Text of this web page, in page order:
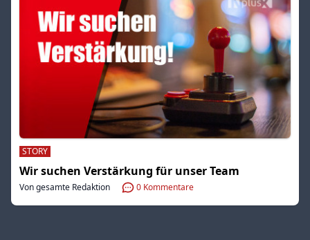
STORY
Wir suchen Verstärkung für unser Team
Von gesamte Redaktion 0 Kommentare